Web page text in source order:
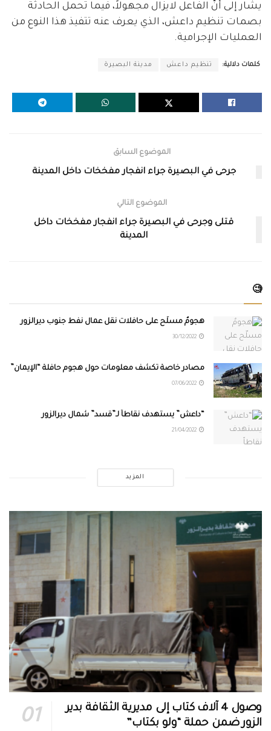
يشار إلى أنّ الفاعل لايزال مجهولاً، فيما تحمل الحادثة
بصمات تنظيم داعش، الذي يعرف عنه تتفيذ هذا النوع من
العمليات الإجرامية.
كلمات دلالية: تنظيم داعش مدينة البصيرة
الموضوع السابق
جرحى في البصيرة جراء انفجار مفخخات داخل المدينة
الموضوع التالي
قتلى وجرحى في البصيرة جراء انفجار مفخخات داخل
المدينة
🧐
هجومٌ مسلّح على حافلات نقل عمال نفط جنوب ديرالزور
مصادر خاصة تكشف معلومات حول هجوم حافلة “الإيمان”
“داعش” يستهدف نقاطاً لـ”قسد” شمال ديرالزور
المزيد
وصول 4 آلاف كتاب إلى مديرية الثقافة بدير
الزور ضمن حملة “ولو بكتاب”